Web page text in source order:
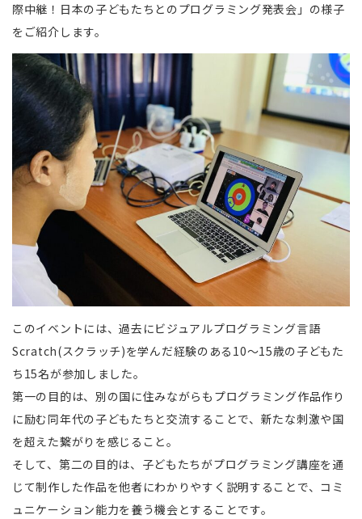
際中継！日本の子どもたちとのプログラミング発表会」の様子
をご紹介します。
このイベントには、過去にビジュアルプログラミング言語
Scratch(スクラッチ)を学んだ経験のある10〜15歳の子どもた
ち15名が参加しました。
第一の目的は、別の国に住みながらもプログラミング作品作り
に励む同年代の子どもたちと交流することで、新たな刺激や国
を超えた繋がりを感じること。
そして、第二の目的は、子どもたちがプログラミング講座を通
じて制作した作品を他者にわかりやすく説明することで、コミ
ュニケーション能力を養う機会とすることです。